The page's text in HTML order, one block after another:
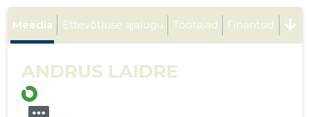
Meedia Ettevõtluse ajalugu Töötajad Finantsid
ANDRUS LAIDRE